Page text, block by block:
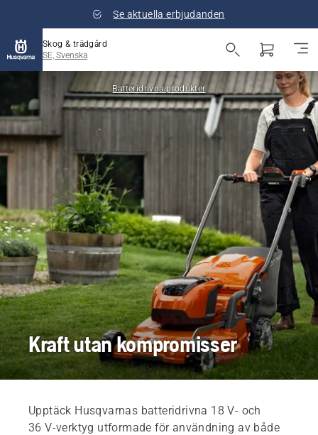
Se aktuella erbjudanden
Skog & trädgård
SE, Svenska
Batteridrivna produkter
Kraft utan kompromisser
Upptäck Husqvarnas batteridrivna 18 V- och
36 V-verktyg utformade för användning av både